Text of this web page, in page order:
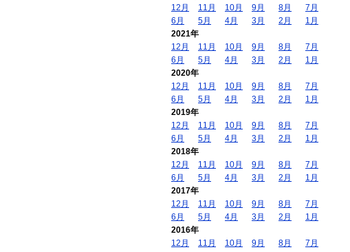
12月
11月 10月 9月 8月
7月
6月
5月 4月 3月 2月
1月
2021年
12月
11月 10月 9月 8月
7月
6月
5月 4月 3月 2月
1月
2020年
12月
11月 10月 9月 8月
7月
6月
5月 4月 3月 2月
1月
2019年
12月
11月 10月 9月 8月
7月
6月
5月 4月 3月 2月
1月
2018年
12月
11月 10月 9月 8月
7月
6月
5月 4月 3月 2月
1月
2017年
12月
11月 10月 9月 8月
7月
6月
5月 4月 3月 2月
1月
2016年
12月
11月 10月 9月 8月
7月